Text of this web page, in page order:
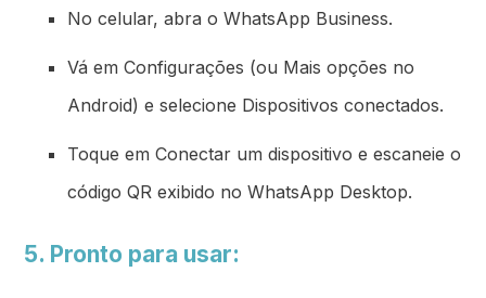
No celular, abra o WhatsApp Business.
Vá em Configurações (ou Mais opções no
Android) e selecione Dispositivos conectados.
Toque em Conectar um dispositivo e escaneie o
código QR exibido no WhatsApp Desktop.
5. Pronto para usar: